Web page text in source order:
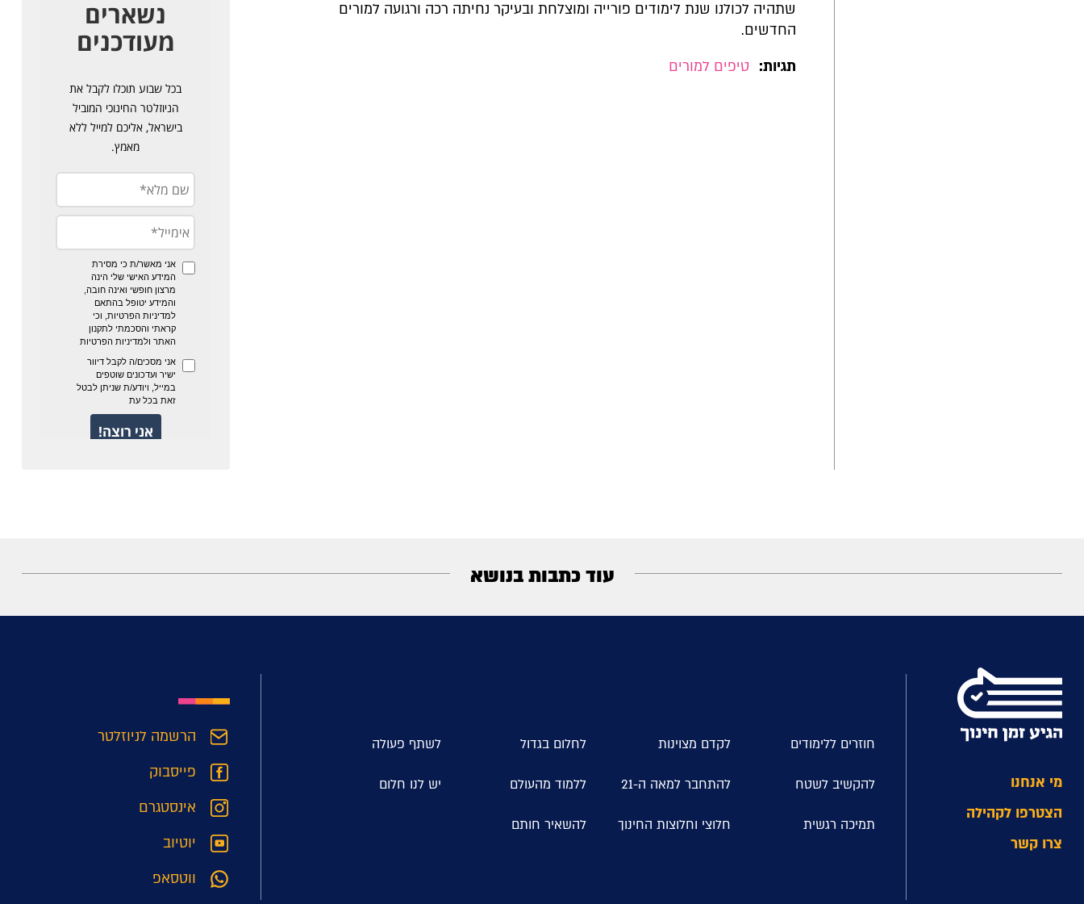
שתהיה לכולנו שנת לימודים פורייה ומוצלחת ובעיקר נחיתה רכה ורגועה למורים
החדשים.
תגיות:
טיפים למורים
עוד כתבות בנושא
מי אנחנו
הצטרפו לקהילה
צרו קשר
חוזרים ללימודים לקדם מצוינות לחלום בגדול לשתף פעולה
להקשיב לשטח להתחבר למאה ה-21 ללמוד מהעולם יש לנו חלום
תמיכה רגשית חלוצי וחלוצות החינוך להשאיר חותם
הרשמה לניוזלטר
פייסבוק
אינסטגרם
יוטיוב
ווטסאפ